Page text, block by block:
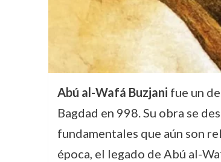
Abú al-Wafá Buzjani fue un
Bagdad en 998. Su obra se
fundamentales que aún son
época, el legado de Abú al-